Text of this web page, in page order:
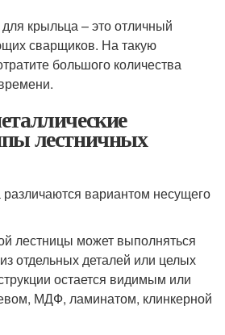
крыльца – это отличный
сварщиков. На такую
большого количества
лестничных
вариантом несущего
лестницы может выполняться
отдельных деталей или целых
остается видимым или
МДФ, ламинатом, клинкерной